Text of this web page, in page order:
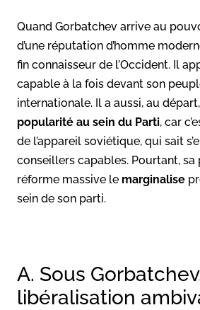
Quand Gorbatchev arrive au
d’une réputation d’homme
fin connaisseur de l’Occident. Il
capable à la fois devant son
internationale. Il a aussi, au
popularité au sein du Parti, car
de l’appareil soviétique, qui sait
conseillers capables. Pourtant,
réforme massive le marginalise
sein de son parti.
A. Sous
libéralisation